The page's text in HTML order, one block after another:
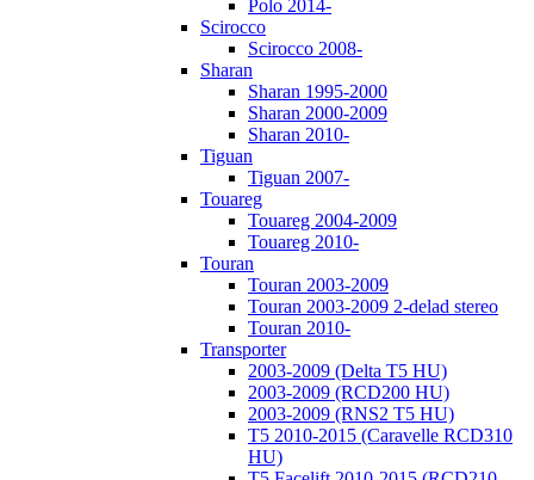
Polo 2014-
Scirocco
Scirocco 2008-
Sharan
Sharan 1995-2000
Sharan 2000-2009
Sharan 2010-
Tiguan
Tiguan 2007-
Touareg
Touareg 2004-2009
Touareg 2010-
Touran
Touran 2003-2009
Touran 2003-2009 2-delad stereo
Touran 2010-
Transporter
2003-2009 (Delta T5 HU)
2003-2009 (RCD200 HU)
2003-2009 (RNS2 T5 HU)
T5 2010-2015 (Caravelle RCD310
HU)